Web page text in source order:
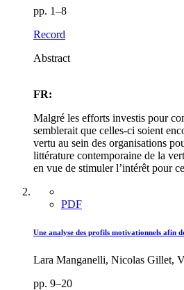
pp. 1–8
Record
Abstract
FR:
Malgré les efforts investis pour
semblerait que celles-ci soient
vertu au sein des organisations
littérature contemporaine de la
en vue de stimuler l’intérêt pour
PDF
Une analyse des profils motivationnels afin
Lara Manganelli, Nicolas Gillet,
pp. 9–20